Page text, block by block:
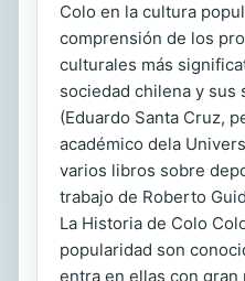
Colo en la cultura
comprensión de los
culturales más
sociedad chilena y sus
(Eduardo Santa Cruz,
académico dela
varios libros sobre
trabajo de Roberto
La Historia de Colo
popularidad son
entra en ellas con